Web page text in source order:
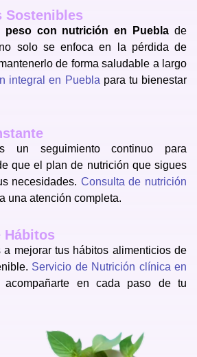
Sostenibles
peso con nutrición en Puebla de
solo se enfoca en la pérdida de
de forma saludable a largo
integral en Puebla para tu bienestar
un seguimiento continuo para
que el plan de nutrición que sigues
necesidades. Consulta de nutrición
una atención completa.
Hábitos
a mejorar tus hábitos alimenticios de
Servicio de Nutrición clínica en
acompañarte en cada paso de tu